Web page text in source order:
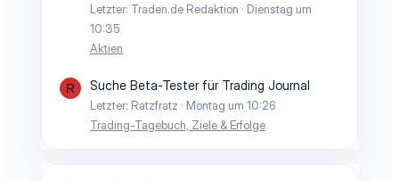
Letzter: Traden.de Redaktion
Dienstag um
10:35
Aktien
R Suche Beta-Tester für Trading Journal
Letzter: Ratzfratz
Montag um 10:26
Trading-Tagebuch, Ziele & Erfolge